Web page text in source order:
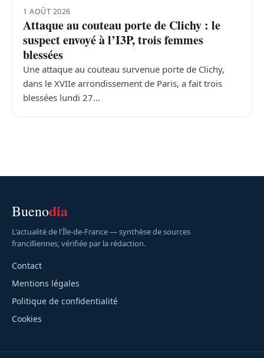
1 AOÛT 2026
Attaque au couteau porte de Clichy : le
suspect envoyé à l’I3P, trois femmes
blessées
Une attaque au couteau survenue porte de Clichy,
dans le XVIIe arrondissement de Paris, a fait trois
blessées lundi 27…
Buenodia
L'actualité de l'Île-de-France — synthèse de sources
francilliennes, vérifiée par la rédaction.
Contact
Mentions légales
Politique de confidentialité
Cookies